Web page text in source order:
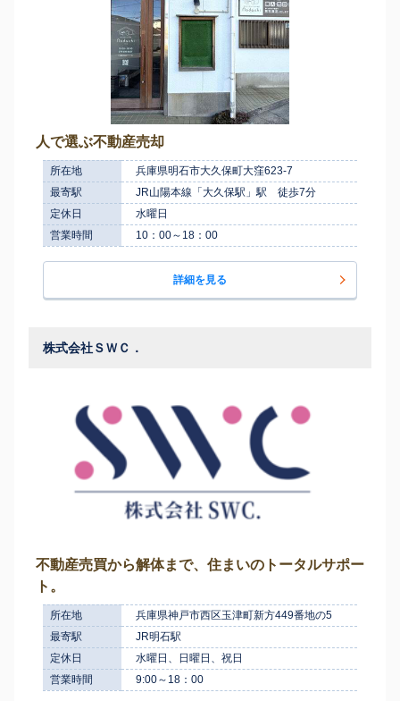
人で選ぶ不動産売却
所在地
兵庫県明石市大久保町大窪623-7
最寄駅
JR山陽本線「大久保駅」駅 徒歩7分
定休日
水曜日
営業時間
10：00～18：00
詳細を見る
株式会社ＳＷＣ．
不動産売買から解体まで、住まいのトータルサポー
ト。
所在地
兵庫県神戸市西区玉津町新方449番地の5
最寄駅
JR明石駅
定休日
水曜日、日曜日、祝日
営業時間
9:00～18：00